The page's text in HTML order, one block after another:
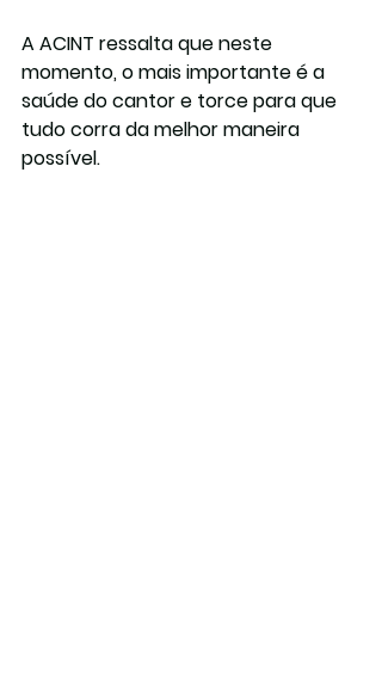
A ACINT ressalta que neste
momento, o mais importante é a
saúde do cantor e torce para que
tudo corra da melhor maneira
possível.